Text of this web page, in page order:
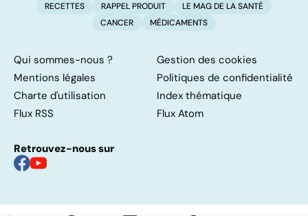
RECETTES RAPPEL PRODUIT
LE MAG DE LA SANTÉ
CANCER
MÉDICAMENTS
Qui sommes-nous ?
Gestion des cookies
Mentions légales
Politiques de confidentialité
Charte d'utilisation
Index thématique
Flux RSS
Flux Atom
Retrouvez-nous sur